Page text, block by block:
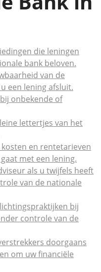
die leningen
bank beloven.
van de
een lening afsluit.
onbekende of
lettertjes van het
en rentetarieven
met een lening.
als u twijfels heeft
van de nationale
bij
controle van de
doorgaans
om uw financiële